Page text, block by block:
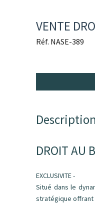
VENTE
Réf. NASE-389
Description
DROIT AU
EXCLUSIVITE -
Situé dans le
stratégique offrant